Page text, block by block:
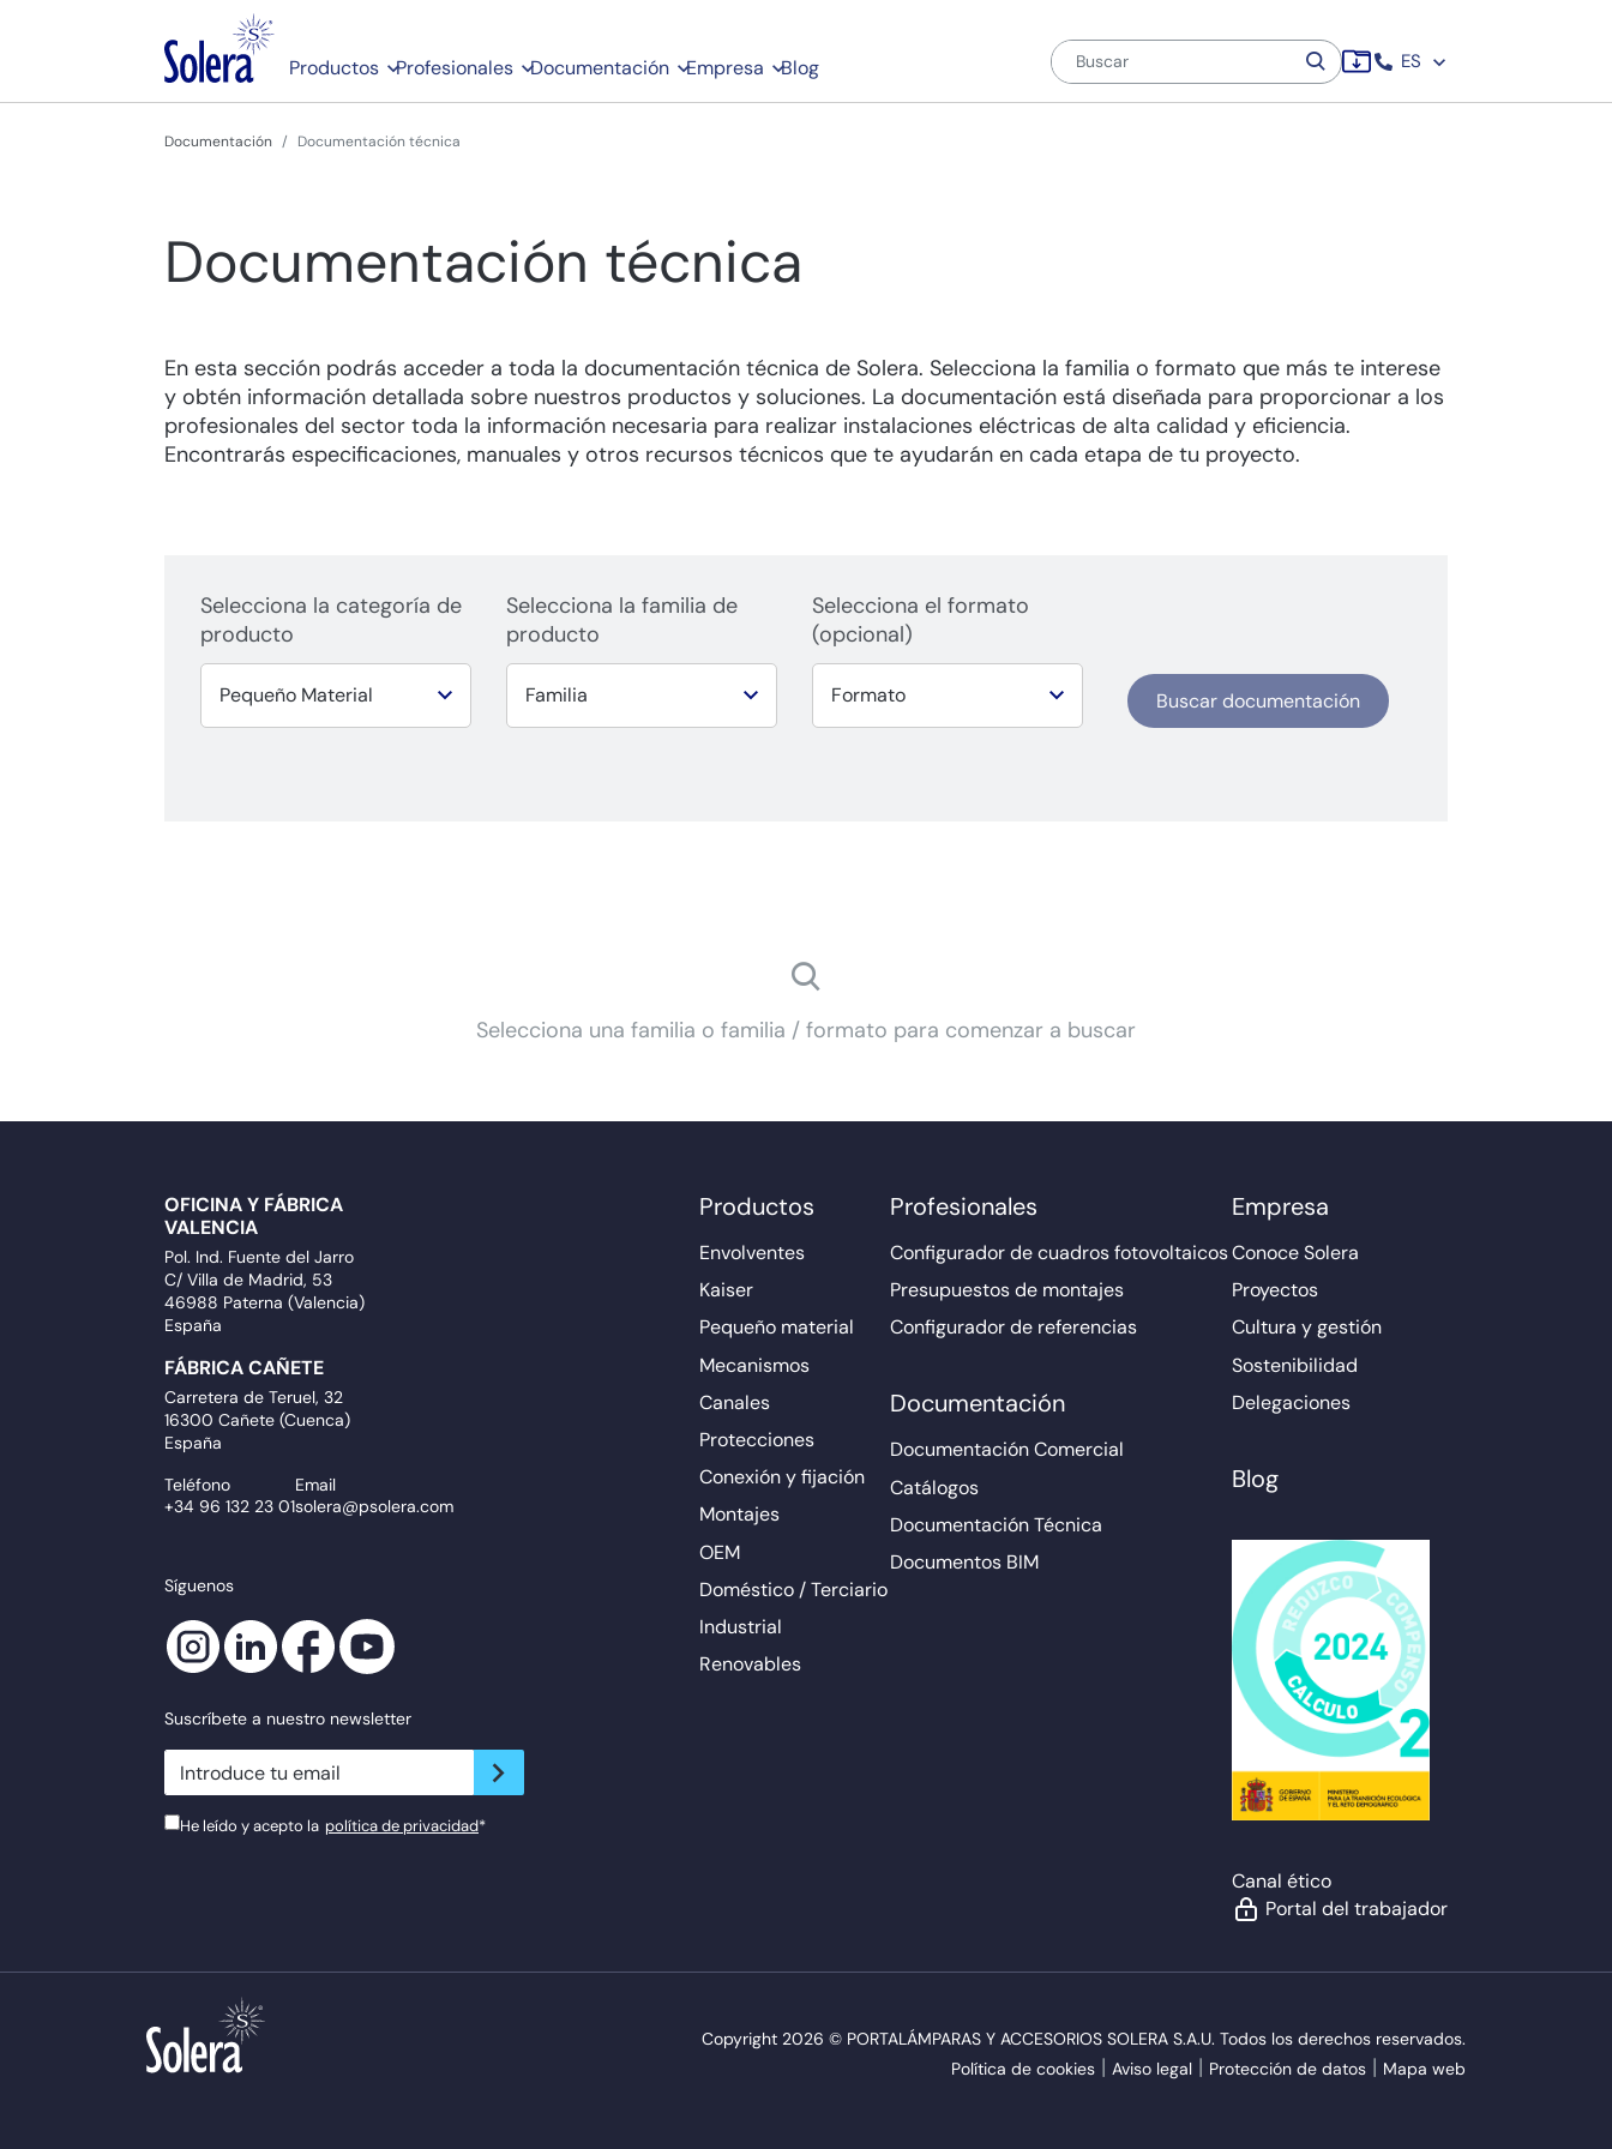
Productos Profesionales Documentación Empresa Blog ES
Documentación Documentación técnica
Documentación técnica
En esta sección podrás acceder a toda la documentación técnica de Solera. Selecciona la familia o formato que más te interese
y obtén información detallada sobre nuestros productos y soluciones. La documentación está diseñada para proporcionar a los
profesionales del sector toda la información necesaria para realizar instalaciones eléctricas de alta calidad y eficiencia.
Encontrarás especificaciones, manuales y otros recursos técnicos que te ayudarán en cada etapa de tu proyecto.
Selecciona la categoría de
producto
Selecciona la familia de
producto
Selecciona el formato
(opcional)
Buscar documentación
Selecciona una familia o familia / formato para comenzar a buscar
OFICINA Y FÁBRICA
VALENCIA
Pol. Ind. Fuente del Jarro
C/ Villa de Madrid, 53
46988 Paterna (Valencia)
España
FÁBRICA CAÑETE
Carretera de Teruel, 32
16300 Cañete (Cuenca)
España
Teléfono
+34 96 132 23 01
Email
solera@psolera.com
Síguenos
Suscríbete a nuestro newsletter
newsletter.suscribe
He leído y acepto la política de privacidad*
Productos
Envolventes
Kaiser
Pequeño material
Mecanismos
Canales
Protecciones
Conexión y fijación
Montajes
OEM
Doméstico / Terciario
Industrial
Renovables
Profesionales
Configurador de cuadros fotovoltaicos
Presupuestos de montajes
Configurador de referencias
Documentación
Documentación Comercial
Catálogos
Documentación Técnica
Documentos BIM
Empresa
Conoce Solera
Proyectos
Cultura y gestión
Sostenibilidad
Delegaciones
Blog
Canal ético
Portal del trabajador
Copyright 2026 © PORTALÁMPARAS Y ACCESORIOS SOLERA S.A.U. Todos los derechos reservados.
Política de cookies
Aviso legal Protección de datos Mapa web